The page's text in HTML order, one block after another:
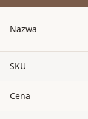
Nazwa
SKU
Cena